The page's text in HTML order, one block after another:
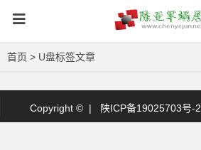
首页 > U盘标签文章
Copyright © | 陕ICP备19025703号-2